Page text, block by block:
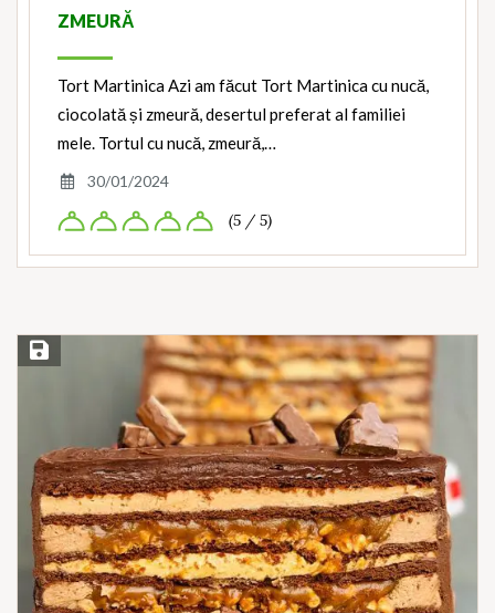
ZMEURĂ
Tort Martinica Azi am făcut Tort Martinica cu nucă,
ciocolată și zmeură, desertul preferat al familiei
mele. Tortul cu nucă, zmeură,…
30/01/2024
(5 / 5)
Save Recipe